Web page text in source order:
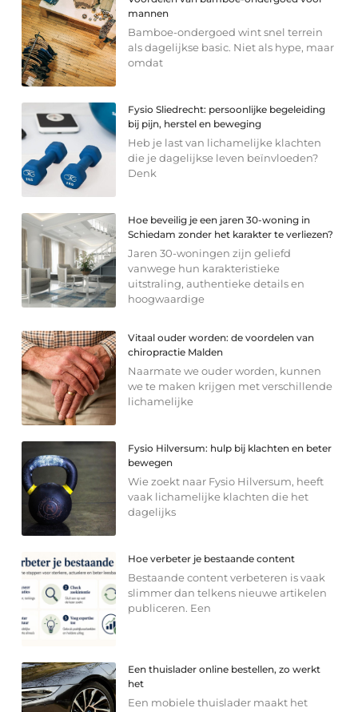
mannen
Bamboe-ondergoed wint snel terrein
als dagelijkse basic. Niet als hype, maar
omdat
Fysio Sliedrecht: persoonlijke begeleiding
bij pijn, herstel en beweging
Heb je last van lichamelijke klachten
die je dagelijkse leven beïnvloeden?
Denk
Hoe beveilig je een jaren 30-woning in
Schiedam zonder het karakter te verliezen?
Jaren 30-woningen zijn geliefd
vanwege hun karakteristieke
uitstraling, authentieke details en
hoogwaardige
Vitaal ouder worden: de voordelen van
chiropractie Malden
Naarmate we ouder worden, kunnen
we te maken krijgen met verschillende
lichamelijke
Fysio Hilversum: hulp bij klachten en beter
bewegen
Wie zoekt naar Fysio Hilversum, heeft
vaak lichamelijke klachten die het
dagelijks
Hoe verbeter je bestaande content
Bestaande content verbeteren is vaak
slimmer dan telkens nieuwe artikelen
publiceren. Een
Een thuislader online bestellen, zo werkt
het
Een mobiele thuislader maakt het